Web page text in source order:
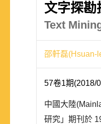
文字探
Text
邵軒磊(Hsuan-
57卷1期(2018/
中國大陸
研究」期刊於